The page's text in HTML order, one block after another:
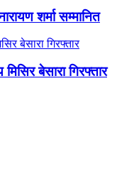
शर्मा सम्मानित
बेसारा गिरफ्तार